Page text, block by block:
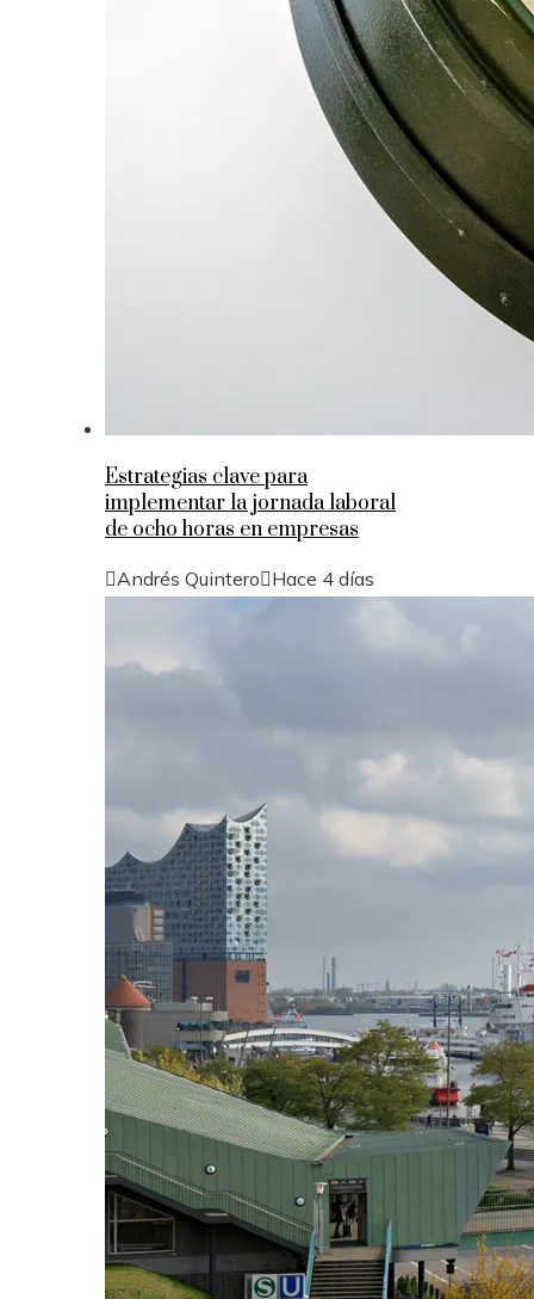
Estrategias clave para
implementar la jornada laboral
de ocho horas en empresas
Andrés Quintero Hace 4 días